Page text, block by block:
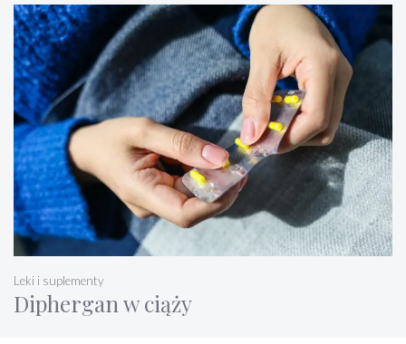
Diphergan w ciąży
Leki i suplementy